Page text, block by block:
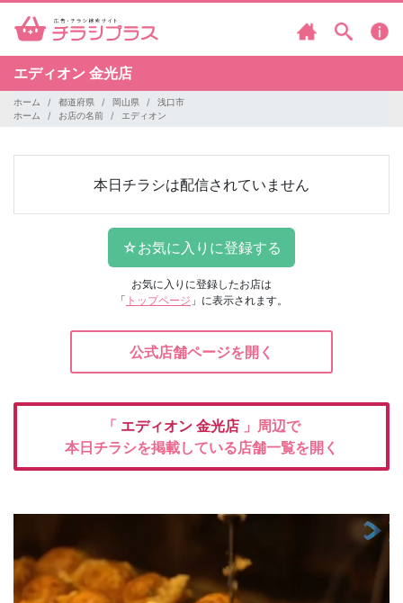
エディオン 金光店
ホーム 都道府県 岡山県
浅口市
ホーム
お店の名前 エディオン
本日チラシは配信されていません
お気に入りに登録したお店は
「 トップページ 」に表示されます。
公式店舗ページを開く
「 エディオン 金光店 」周辺で
本日チラシを掲載している店舗一覧を開く